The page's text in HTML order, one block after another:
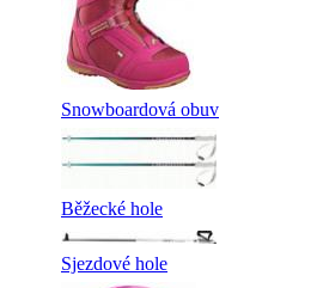
Snowboardová obuv
Běžecké hole
Sjezdové hole